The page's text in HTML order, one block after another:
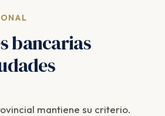
bancarias
mantiene su criterio.